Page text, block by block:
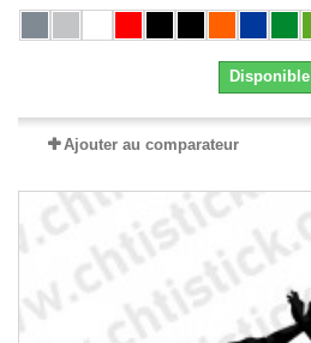
Disponible
Ajouter au comparateur